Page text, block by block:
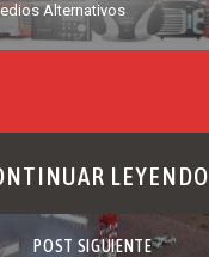
Alternativos
LEYENDO
POST SIGUIENTE